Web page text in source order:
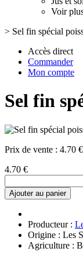
Voir
> Sel fin spécial
Accès direct
Commander
Mon compte
Sel fin
Prix de vente : 4.70
4.70 €
Ajouter au panier
Producteur :
Origine : Les
Agriculture :